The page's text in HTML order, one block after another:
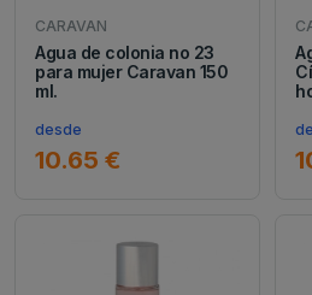
CARAVAN
Agua de colonia no 23
para mujer Caravan 150
ml.
desde
10.65 €